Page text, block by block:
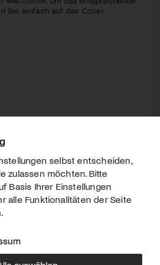
Sie einfach auf das Cover.
selbst entscheiden,
zulassen möchten. Bitte
Basis Ihrer Einstellungen
alle Funktionalitäten der Seite